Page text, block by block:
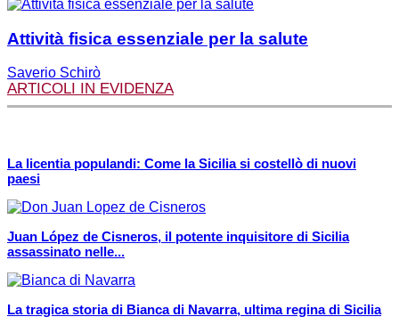
Attività fisica essenziale per la salute
Saverio Schirò
ARTICOLI IN EVIDENZA
La licentia populandi: Come la Sicilia si costellò di nuovi
paesi
Juan López de Cisneros, il potente inquisitore di Sicilia
assassinato nelle...
La tragica storia di Bianca di Navarra, ultima regina di Sicilia